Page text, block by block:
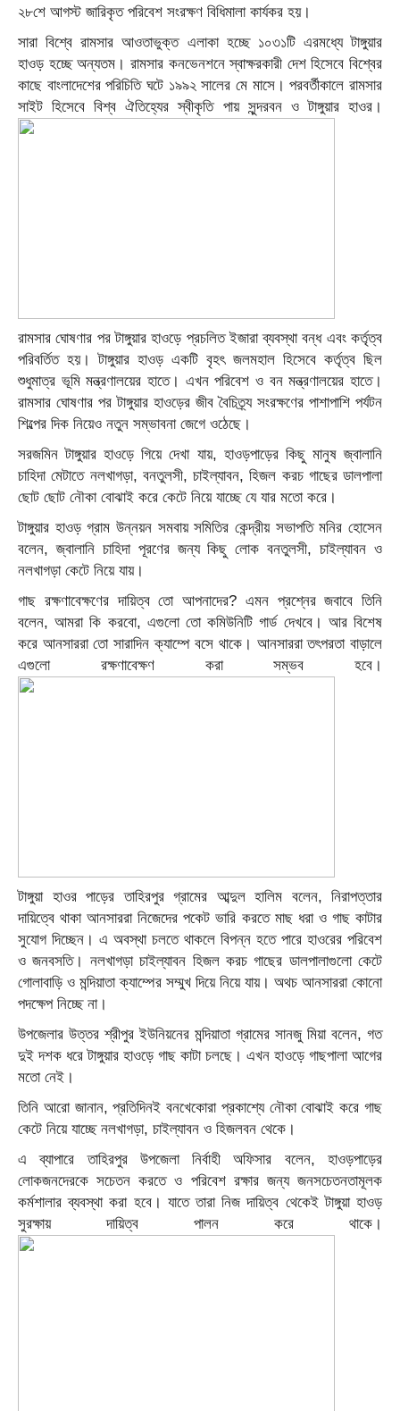
২৮শে আগস্ট জারিকৃত পরিবেশ সংরক্ষণ বিধিমালা কার্যকর হয়।
সারা বিশ্বে রামসার আওতাভুক্ত এলাকা হচ্ছে ১০৩১টি এরমধ্যে টাঙ্গুয়ার
হাওড় হচ্ছে অন্যতম। রামসার কনভেনশনে স্বাক্ষরকারী দেশ হিসেবে বিশ্বের
কাছে বাংলাদেশের পরিচিতি ঘটে ১৯৯২ সালের মে মাসে। পরবর্তীকালে রামসার
সাইট হিসেবে বিশ্ব ঐতিহ্যের স্বীকৃতি পায় সুন্দরবন ও টাঙ্গুয়ার হাওর।
রামসার ঘোষণার পর টাঙ্গুয়ার হাওড়ে প্রচলিত ইজারা ব্যবস্থা বন্ধ এবং কর্তৃত্ব
পরিবর্তিত হয়। টাঙ্গুয়ার হাওড় একটি বৃহৎ জলমহাল হিসেবে কর্তৃত্ব ছিল
শুধুমাত্র ভূমি মন্ত্রণালয়ের হাতে। এখন পরিবেশ ও বন মন্ত্রণালয়ের হাতে।
রামসার ঘোষণার পর টাঙ্গুয়ার হাওড়ের জীব বৈচিত্র্য সংরক্ষণের পাশাপাশি পর্যটন
শিল্পের দিক নিয়েও নতুন সম্ভাবনা জেগে ওঠেছে।
সরজমিন টাঙ্গুয়ার হাওড়ে গিয়ে দেখা যায়, হাওড়পাড়ের কিছু মানুষ জ্বালানি
চাহিদা মেটাতে নলখাগড়া, বনতুলসী, চাইল্যাবন, হিজল করচ গাছের ডালপালা
ছোট ছোট নৌকা বোঝাই করে কেটে নিয়ে যাচ্ছে যে যার মতো করে।
টাঙ্গুয়ার হাওড় গ্রাম উন্নয়ন সমবায় সমিতির কেন্দ্রীয় সভাপতি মনির হোসেন
বলেন, জ্বালানি চাহিদা পূরণের জন্য কিছু লোক বনতুলসী, চাইল্যাবন ও
নলখাগড়া কেটে নিয়ে যায়।
গাছ রক্ষণাবেক্ষণের দায়িত্ব তো আপনাদের? এমন প্রশ্নের জবাবে তিনি
বলেন, আমরা কি করবো, এগুলো তো কমিউনিটি গার্ড দেখবে। আর বিশেষ
করে আনসাররা তো সারাদিন ক্যাম্পে বসে থাকে। আনসাররা তৎপরতা বাড়ালে
এগুলো রক্ষণাবেক্ষণ করা সম্ভব হবে।
টাঙ্গুয়া হাওর পাড়ের তাহিরপুর গ্রামের আব্দুল হালিম বলেন, নিরাপত্তার
দায়িত্বে থাকা আনসাররা নিজেদের পকেট ভারি করতে মাছ ধরা ও গাছ কাটার
সুযোগ দিচ্ছেন। এ অবস্থা চলতে থাকলে বিপন্ন হতে পারে হাওরের পরিবেশ
ও জনবসতি। নলখাগড়া চাইল্যাবন হিজল করচ গাছের ডালপালাগুলো কেটে
গোলাবাড়ি ও মন্দিয়াতা ক্যাম্পের সম্মুখ দিয়ে নিয়ে যায়। অথচ আনসাররা কোনো
পদক্ষেপ নিচ্ছে না।
উপজেলার উত্তর শ্রীপুর ইউনিয়নের মন্দিয়াতা গ্রামের সানজু মিয়া বলেন, গত
দুই দশক ধরে টাঙ্গুয়ার হাওড়ে গাছ কাটা চলছে। এখন হাওড়ে গাছপালা আগের
মতো নেই।
তিনি আরো জানান, প্রতিদিনই বনখেকোরা প্রকাশ্যে নৌকা বোঝাই করে গাছ
কেটে নিয়ে যাচ্ছে নলখাগড়া, চাইল্যাবন ও হিজলবন থেকে।
এ ব্যাপারে তাহিরপুর উপজেলা নির্বাহী অফিসার বলেন, হাওড়পাড়ের
লোকজনদেরকে সচেতন করতে ও পরিবেশ রক্ষার জন্য জনসচেতনতামূলক
কর্মশালার ব্যবস্থা করা হবে। যাতে তারা নিজ দায়িত্ব থেকেই টাঙ্গুয়া হাওড়
সুরক্ষায় দায়িত্ব পালন করে থাকে।